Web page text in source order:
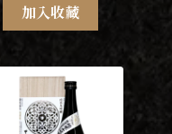
加入收藏